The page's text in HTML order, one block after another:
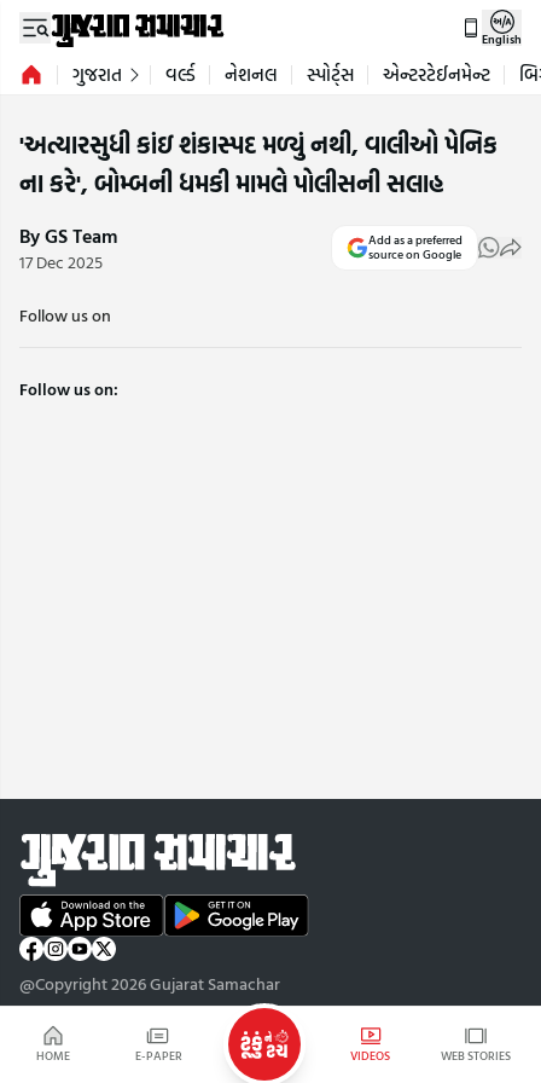
HOME E-PAPER VIDEOS WEB STORIES
English
ગુજરાત વર્લ્ડ નેશનલ સ્પોર્ટ્સ એન્ટરટેઈનમેન્ટ
'અત્યારસુધી કાંઇ શંકાસ્પદ મળ્યું નથી, વાલીઓ પેનિક
ના કરે', બોમ્બની ધમકી મામલે પોલીસની સલાહ
By GS Team
17 Dec 2025
Add as a preferred
source on Google
Follow us on
Follow us on:
@Copyright 2026 Gujarat Samachar